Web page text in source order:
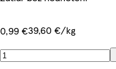
0,99 €39,60 €/kg